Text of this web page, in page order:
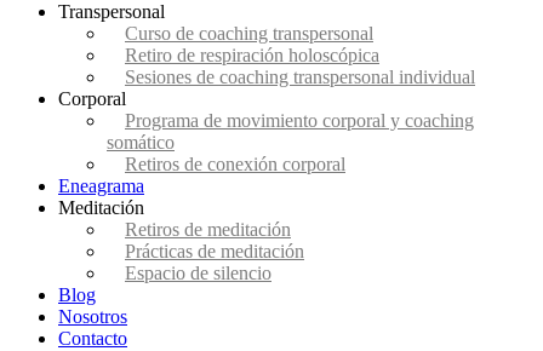
Transpersonal
Curso de coaching transpersonal
Retiro de respiración holoscópica
Sesiones de coaching transpersonal individual
Corporal
Programa de movimiento corporal y coaching
somático
Retiros de conexión corporal
Eneagrama
Meditación
Retiros de meditación
Prácticas de meditación
Espacio de silencio
Blog
Nosotros
Contacto